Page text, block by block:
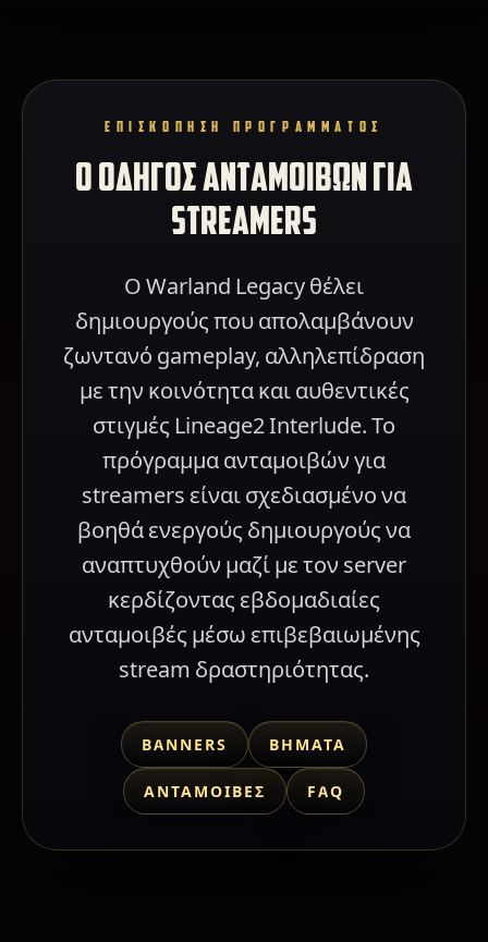
ΕΠΙΣΚΟΠΗΣΗ ΠΡΟΓΡΑΜΜΑΤΟΣ
Ο ΟΔΗΓΟΣ ΑΝΤΑΜΟΙΒΩΝ ΓΙΑ
STREAMERS
Ο Warland Legacy θέλει
δημιουργούς που απολαμβάνουν
ζωντανό gameplay, αλληλεπίδραση
με την κοινότητα και αυθεντικές
στιγμές Lineage2 Interlude. Το
πρόγραμμα ανταμοιβών για
streamers είναι σχεδιασμένο να
βοηθά ενεργούς δημιουργούς να
αναπτυχθούν μαζί με τον server
κερδίζοντας εβδομαδιαίες
ανταμοιβές μέσω επιβεβαιωμένης
stream δραστηριότητας.
BANNERS ΒΉΜΑΤΑ
ΑΝΤΑΜΟΙΒΈΣ FAQ